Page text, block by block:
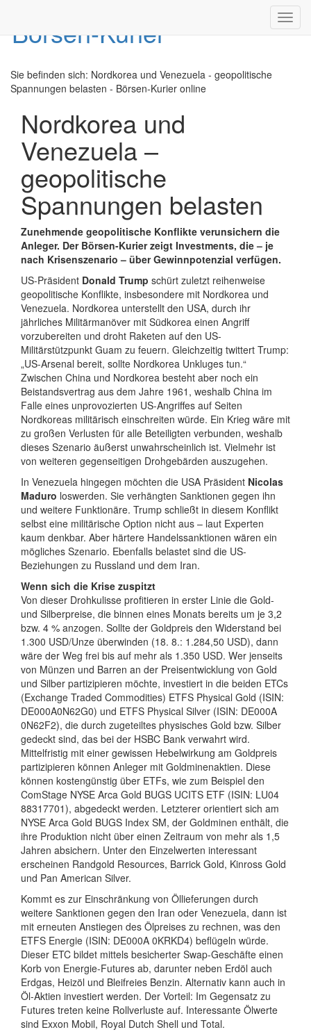
Sie befinden sich: Nordkorea und Venezuela - geopolitische
Spannungen belasten - Börsen-Kurier online
Nordkorea und
Venezuela –
geopolitische
Spannungen belasten
Zunehmende geopolitische Konflikte verunsichern die
Anleger. Der Börsen-Kurier zeigt Investments, die – je
nach Krisenszenario – über Gewinnpotenzial verfügen.
US-Präsident Donald Trump schürt zuletzt reihenweise
geopolitische Konflikte, insbesondere mit Nordkorea und
Venezuela. Nordkorea unterstellt den USA, durch ihr
jährliches Militärmanöver mit Südkorea einen Angriff
vorzubereiten und droht Raketen auf den US-
Militärstützpunkt Guam zu feuern. Gleichzeitig twittert Trump:
„US-Arsenal bereit, sollte Nordkorea Unkluges tun.“
Zwischen China und Nordkorea besteht aber noch ein
Beistandsvertrag aus dem Jahre 1961, weshalb China im
Falle eines unprovozierten US-Angriffes auf Seiten
Nordkoreas militärisch einschreiten würde. Ein Krieg wäre mit
zu großen Verlusten für alle Beteiligten verbunden, weshalb
dieses Szenario äußerst unwahrscheinlich ist. Vielmehr ist
von weiteren gegenseitigen Drohgebärden auszugehen.
In Venezuela hingegen möchten die USA Präsident Nicolas
Maduro loswerden. Sie verhängten Sanktionen gegen ihn
und weitere Funktionäre. Trump schließt in diesem Konflikt
selbst eine militärische Option nicht aus – laut Experten
kaum denkbar. Aber härtere Handelssanktionen wären ein
mögliches Szenario. Ebenfalls belastet sind die US-
Beziehungen zu Russland und dem Iran.
Wenn sich die Krise zuspitzt
Von dieser Drohkulisse profitieren in erster Linie die Gold-
und Silberpreise, die binnen eines Monats bereits um je 3,2
bzw. 4 % anzogen. Sollte der Goldpreis den Widerstand bei
1.300 USD/Unze überwinden (18. 8.: 1.284,50 USD), dann
wäre der Weg frei bis auf mehr als 1.350 USD. Wer jenseits
von Münzen und Barren an der Preisentwicklung von Gold
und Silber partizipieren möchte, investiert in die beiden ETCs
(Exchange Traded Commodities) ETFS Physical Gold (ISIN:
DE000A0N62G0) und ETFS Physical Silver (ISIN: DE000A
0N62F2), die durch zugeteiltes physisches Gold bzw. Silber
gedeckt sind, das bei der HSBC Bank verwahrt wird.
Mittelfristig mit einer gewissen Hebelwirkung am Goldpreis
partizipieren können Anleger mit Goldminenaktien. Diese
können kostengünstig über ETFs, wie zum Beispiel den
ComStage NYSE Arca Gold BUGS UCITS ETF (ISIN: LU04
88317701), abgedeckt werden. Letzterer orientiert sich am
NYSE Arca Gold BUGS Index SM, der Goldminen enthält, die
ihre Produktion nicht über einen Zeitraum von mehr als 1,5
Jahren absichern. Unter den Einzelwerten interessant
erscheinen Randgold Resources, Barrick Gold, Kinross Gold
und Pan American Silver.
Kommt es zur Einschränkung von Öllieferungen durch
weitere Sanktionen gegen den Iran oder Venezuela, dann ist
mit erneuten Anstiegen des Ölpreises zu rechnen, was den
ETFS Energie (ISIN: DE000A 0KRKD4) beflügeln würde.
Dieser ETC bildet mittels besicherter Swap-Geschäfte einen
Korb von Energie-Futures ab, darunter neben Erdöl auch
Erdgas, Heizöl und Bleifreies Benzin. Alternativ kann auch in
Öl-Aktien investiert werden. Der Vorteil: Im Gegensatz zu
Futures treten keine Rollverluste auf. Interessante Ölwerte
sind Exxon Mobil, Royal Dutch Shell und Total.